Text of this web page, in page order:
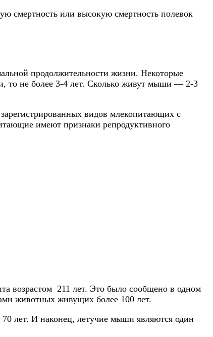
смертность или высокую смертность полевок
продолжительности жизни. Некоторые
то не более 3-4 лет. Сколько живут мыши — 2-3
видов млекопитающих с
имеют признаки репродуктивного
возрастом 211 лет. Это было сообщено в одном
животных живущих более 100 лет.
лет. И наконец, летучие мыши являются один